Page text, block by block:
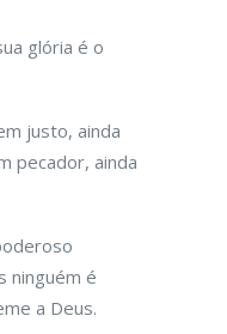
glória é o
justo, ainda
pecador, ainda
ninguém é
a Deus.